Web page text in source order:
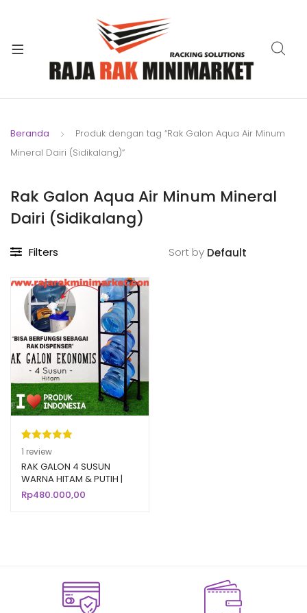
Beranda
Produk dengan tag “Rak Galon Aqua Air Minum
Mineral Dairi (Sidikalang)”
Rak Galon Aqua Air Minum Mineral
Dairi (Sidikalang)
Filters Sort by
Peringkat
5.00 dari 5
berdasarka
n
1
penilaian
1 review
RAK GALON 4 SUSUN
WARNA HITAM & PUTIH |
Rak Galon Aqua Air Minum
Mineral
Rp480.000,00